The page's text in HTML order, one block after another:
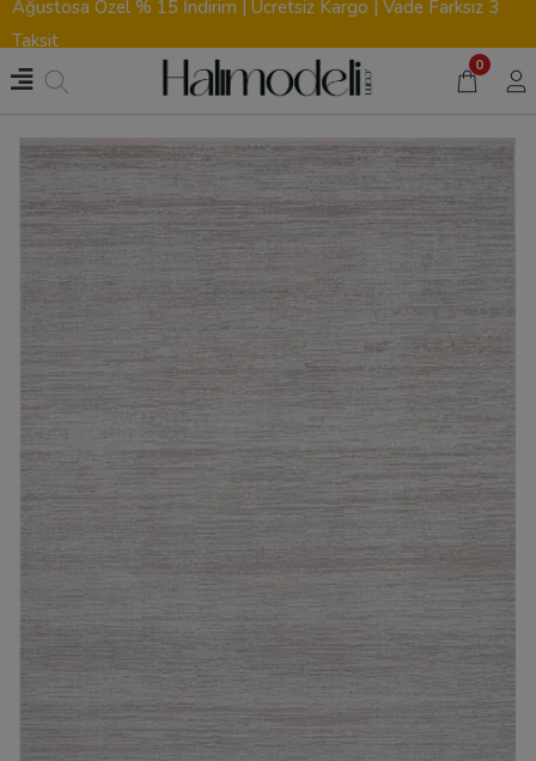
Ağustosa Özel % 15 İndirim | Ücretsiz Kargo | Vade Farksız 3
Taksit
0